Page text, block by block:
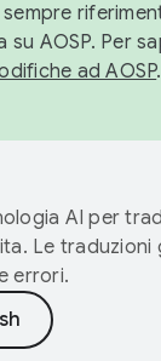
AOSP. Per
ad AOSP.
AI per
Le traduzioni
errori.